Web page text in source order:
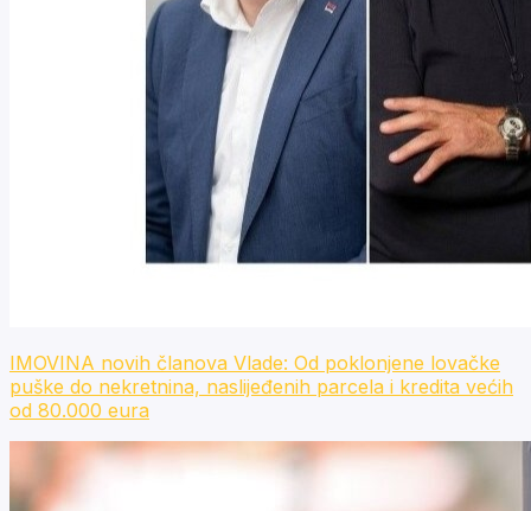
IMOVINA novih članova Vlade: Od poklonjene lovačke
puške do nekretnina, naslijeđenih parcela i kredita većih
od 80.000 eura